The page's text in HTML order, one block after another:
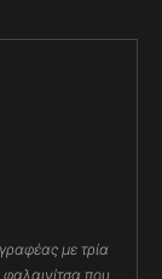
με τρία
που